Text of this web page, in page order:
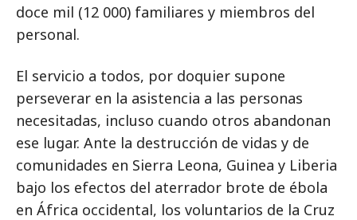
doce mil (12 000) familiares y miembros del
personal.
El servicio a todos, por doquier supone
perseverar en la asistencia a las personas
necesitadas, incluso cuando otros abandonan
ese lugar. Ante la destrucción de vidas y de
comunidades en Sierra Leona, Guinea y Liberia
bajo los efectos del aterrador brote de ébola
en África occidental, los voluntarios de la Cruz